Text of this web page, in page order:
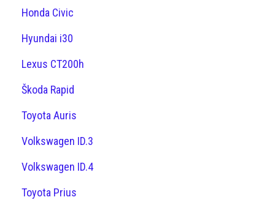
Honda Civic
Hyundai i30
Lexus CT200h
Škoda Rapid
Toyota Auris
Volkswagen ID.3
Volkswagen ID.4
Toyota Prius